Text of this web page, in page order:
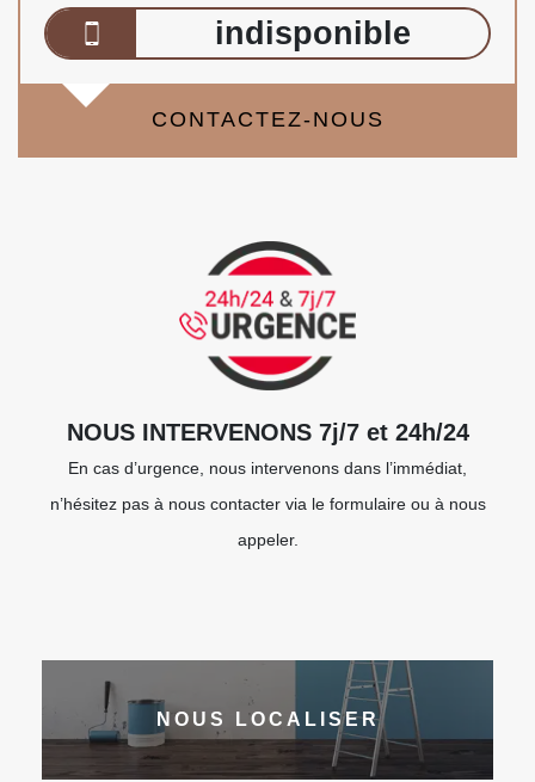
indisponible
CONTACTEZ-NOUS
NOUS INTERVENONS 7j/7 et 24h/24
En cas d’urgence, nous intervenons dans l’immédiat,
n’hésitez pas à nous contacter via le formulaire ou à nous
appeler.
NOUS LOCALISER